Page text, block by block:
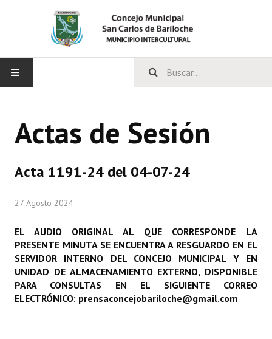
CONCEJO
Comisiones Permanentes
Comisiones Especiales
Concejales Mandato Cumplido
Programas
Actas de Sesión
Acta 1191-24 del 04-07-24
27 Agosto 2024
EL AUDIO ORIGINAL AL QUE CORRESPONDE LA
PRESENTE MINUTA SE ENCUENTRA A RESGUARDO EN EL
SERVIDOR INTERNO DEL CONCEJO MUNICIPAL Y EN
UNIDAD DE ALMACENAMIENTO EXTERNO, DISPONIBLE
PARA CONSULTAS EN EL SIGUIENTE CORREO
ELECTRÓNICO: prensaconcejobariloche@gmail.com